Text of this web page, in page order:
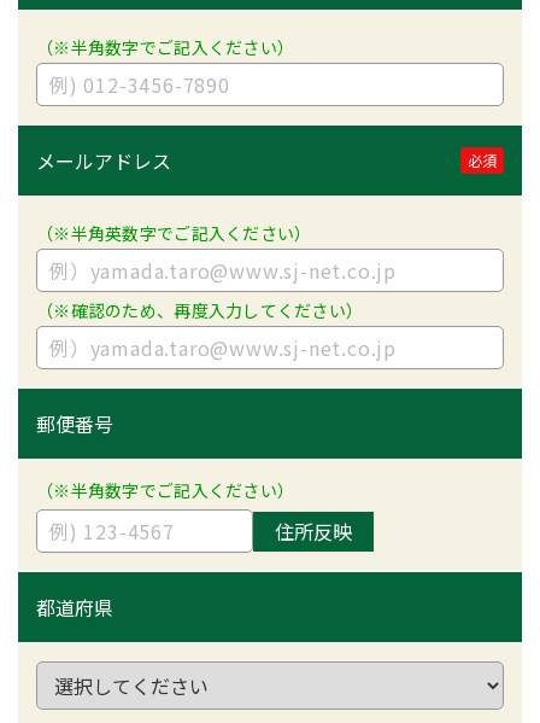
（※半角数字でご記入ください）
メールアドレス 必須
（※半角英数字でご記入ください）
（※確認のため、再度入力してください）
郵便番号
（※半角数字でご記入ください）
住所反映
都道府県